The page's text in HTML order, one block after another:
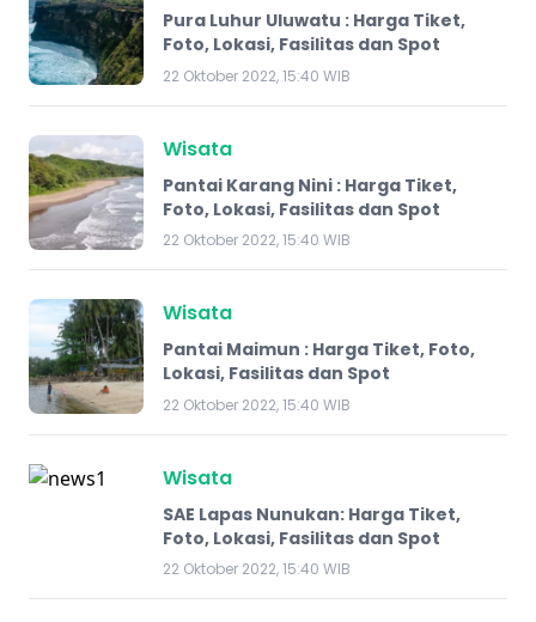
Pura Luhur Uluwatu : Harga Tiket,
Foto, Lokasi, Fasilitas dan Spot
22 Oktober 2022, 15:40 WIB
Wisata
Pantai Karang Nini : Harga Tiket,
Foto, Lokasi, Fasilitas dan Spot
22 Oktober 2022, 15:40 WIB
Wisata
Pantai Maimun : Harga Tiket, Foto,
Lokasi, Fasilitas dan Spot
22 Oktober 2022, 15:40 WIB
Wisata
SAE Lapas Nunukan: Harga Tiket,
Foto, Lokasi, Fasilitas dan Spot
22 Oktober 2022, 15:40 WIB